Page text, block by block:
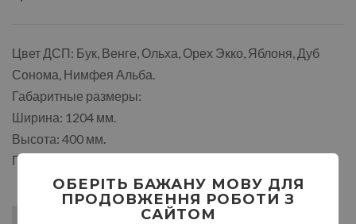
Цвет ДСП: Бук, Венге, Ольха, Орех Экко, Яблоня, Дуб
Сонома, Нимфея Альба.
Габаритные размеры:
Ширина: 1204 мм.
Высота: 400 мм.
Глубина: 350 мм
ОБЕРІТЬ БАЖАНУ МОВУ ДЛЯ
ПРОДОВЖЕННЯ РОБОТИ З
САЙТОМ